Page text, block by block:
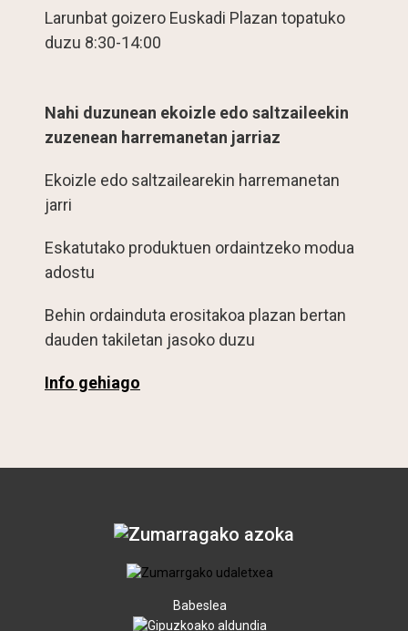
Larunbat goizero Euskadi Plazan topatuko
duzu 8:30-14:00
Nahi duzunean ekoizle edo saltzaileekin
zuzenean harremanetan jarriaz
Ekoizle edo saltzailearekin harremanetan
jarri
Eskatutako produktuen ordaintzeko modua
adostu
Behin ordainduta erositakoa plazan bertan
dauden takiletan jasoko duzu
Info gehiago
Babeslea